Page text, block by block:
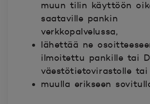
muun tilin käyttöön
saataville pankin
verkkopalvelussa,
lähettää ne
ilmoitettu pankille tai
väestötietovirastolle tai
muulla erikseen